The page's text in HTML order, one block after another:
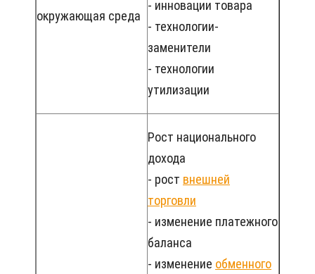
окружающая среда
- инновации товара
- технологии-
заменители
- технологии
утилизации
Рост национального
дохода
- рост внешней
торговли
- изменение платежного
баланса
- изменение обменного